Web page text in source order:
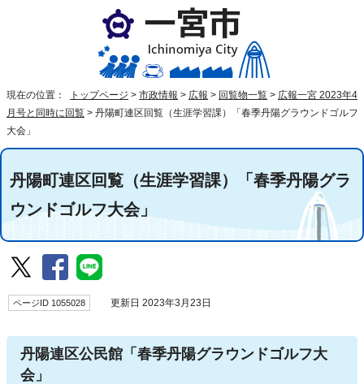
現在の位置： トップページ > 市政情報 > 広報 > 回覧物一覧 > 広報一宮 2023年4
月号と同時に回覧 > 丹陽町連区回覧（生涯学習課）「春季丹陽グラウンドゴルフ
大会」
丹陽町連区回覧（生涯学習課）「春季丹陽グラ
ウンドゴルフ大会」
ページID 1055028 更新日 2023年3月23日
丹陽連区公民館「春季丹陽グラウンドゴルフ大
会」